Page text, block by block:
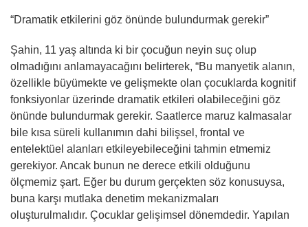
“Dramatik etkilerini göz önünde bulundurmak gerekir”
Şahin, 11 yaş altında ki bir çocuğun neyin suç olup
olmadığını anlamayacağını belirterek, “Bu manyetik alanın,
özellikle büyümekte ve gelişmekte olan çocuklarda kognitif
fonksiyonlar üzerinde dramatik etkileri olabileceğini göz
önünde bulundurmak gerekir. Saatlerce maruz kalmasalar
bile kısa süreli kullanımın dahi bilişsel, frontal ve
entelektüel alanları etkileyebileceğini tahmin etmemiz
gerekiyor. Ancak bunun ne derece etkili olduğunu
ölçmemiz şart. Eğer bu durum gerçekten söz konusuysa,
buna karşı mutlaka denetim mekanizmaları
oluşturulmalıdır. Çocuklar gelişimsel dönemdedir. Yapılan